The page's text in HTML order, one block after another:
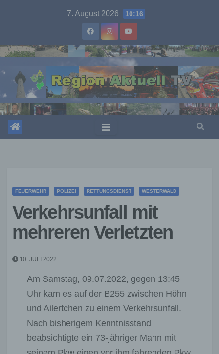
7. August 2026 10:16
FEUERWEHR POLIZEI RETTUNGSDIENST WESTERWALD
Verkehrsunfall mit
mehreren Verletzten
10. JULI 2022
Am Samstag, 09.07.2022, gegen 13:45
Uhr kam es auf der B255 zwischen Höhn
und Ailertchen zu einem Verkehrsunfall.
Nach bisherigem Kenntnisstand
beabsichtigte ein 73-jähriger Mann mit